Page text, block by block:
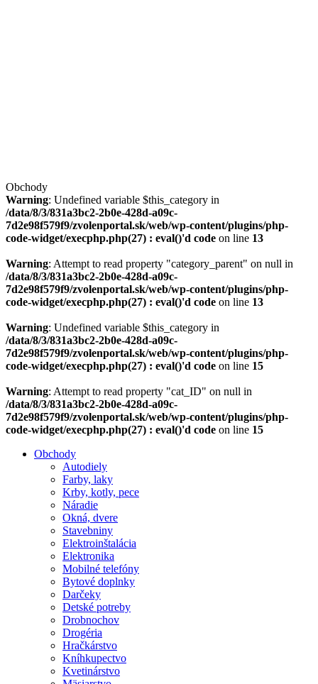
Obchody
Warning: Undefined variable $this_category in
/data/8/3/831a3bc2-2b0e-428d-a09c-
7d2e98f579f9/zvolenportal.sk/web/wp-content/plugins/php-
code-widget/execphp.php(27) : eval()'d code on line 13
Warning: Attempt to read property "category_parent" on null in
/data/8/3/831a3bc2-2b0e-428d-a09c-
7d2e98f579f9/zvolenportal.sk/web/wp-content/plugins/php-
code-widget/execphp.php(27) : eval()'d code on line 13
Warning: Undefined variable $this_category in
/data/8/3/831a3bc2-2b0e-428d-a09c-
7d2e98f579f9/zvolenportal.sk/web/wp-content/plugins/php-
code-widget/execphp.php(27) : eval()'d code on line 15
Warning: Attempt to read property "cat_ID" on null in
/data/8/3/831a3bc2-2b0e-428d-a09c-
7d2e98f579f9/zvolenportal.sk/web/wp-content/plugins/php-
code-widget/execphp.php(27) : eval()'d code on line 15
Obchody
Autodiely
Farby, laky
Krby, kotly, pece
Náradie
Okná, dvere
Stavebniny
Elektroinštalácia
Elektronika
Mobilné telefóny
Bytové doplnky
Darčeky
Detské potreby
Drobnochov
Drogéria
Hračkárstvo
Kníhkupectvo
Kvetinárstvo